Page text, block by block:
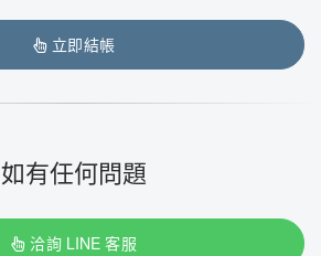
立即結帳
如有任何問題
洽詢 LINE 客服